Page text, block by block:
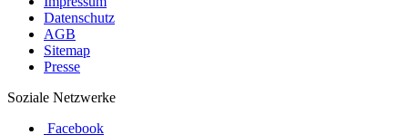
Datenschutz
AGB
Sitemap
Presse
Soziale Netzwerke
Facebook